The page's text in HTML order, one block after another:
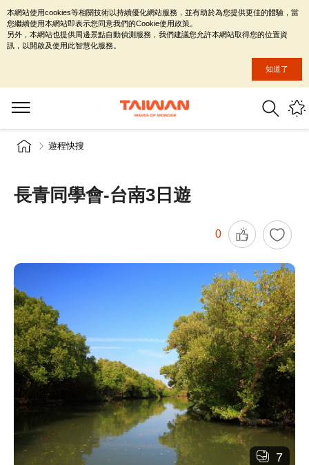
遊程快搜
長青同學會-台南3日遊
0
7
本網站使用cookies等相關技術以持續優化網站服務，並有助於為您提供更佳的體驗，當
您繼續使用本網站即表示您同意我們的Cookie使用政策。
另外，本網站也提供周邊景點自動偵測服務，我們建議您允許本網站取得您的位置資
訊，以開啟及使用此智慧化服務。
知道了